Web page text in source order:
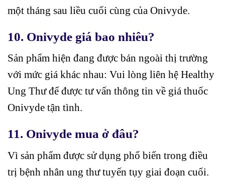
một tháng sau liều cuối cùng của Onivyde.
10. Onivyde giá bao nhiêu?
Sản phẩm hiện đang được bán ngoài thị trường
với mức giá khác nhau: Vui lòng liên hệ Healthy
Ung Thư để được tư vấn thông tin về giá thuốc
Onivyde tận tình.
11. Onivyde mua ở đâu?
Vì sản phẩm được sử dụng phổ biến trong điều
trị bệnh nhân ung thư tuyến tụy giai đoạn cuối.